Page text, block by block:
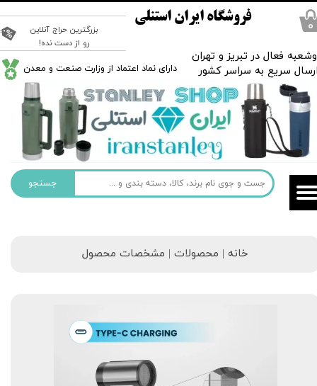
جستجو
بزرگترین حراج آنلاین
رو از دست نده!
۰
​دارای نماد اعتماد از وزارت صنعت و معدن
فروشگاه ایران استنلی
فعال در تبریز و تهران
سریع به سراسر کشور
خانه | محصولات | مشخصات محصول